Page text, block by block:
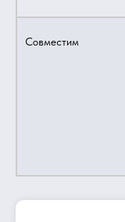
Совместим